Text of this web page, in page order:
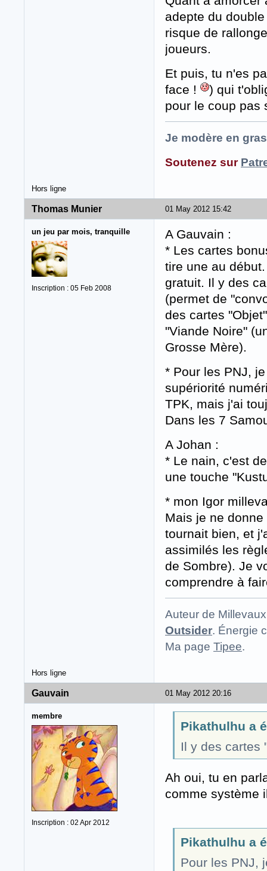
adepte du
risque de
joueurs.
Et puis, tu n'es
face !
) qui
pour le coup pas
Je modère en
Soutenez sur
Hors ligne
01 May 2012 15:42
Thomas Munier
un jeu par mois, tranquille
Inscription : 05 Feb 2008
A Gauvain :
* Les cartes
tire une au
gratuit. Il y des
(permet de
des cartes
"Viande Noire"
Grosse Mère).
* Pour les PNJ,
supériorité
TPK, mais j'ai
Dans les 7
A Johan :
* Le nain, c'est
une touche
* mon Igor
Mais je ne
tournait bien, et
assimilés les
de Sombre). Je
comprendre à
Auteur de
Outsider. Énergie
Ma page Tipee.
Hors ligne
01 May 2012 20:16
Gauvain
membre
Inscription : 02 Apr 2012
Pikathulhu a
Il y des cartes
Ah oui, tu en
comme système
Pikathulhu a
Pour les PNJ,